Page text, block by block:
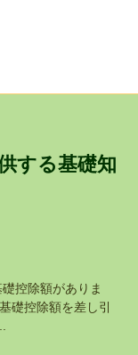
する基礎知
控除額がありま
礎控除額を差し引